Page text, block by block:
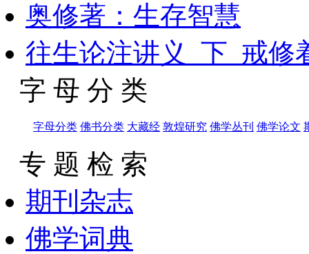
奥修著：生存智慧
往生论注讲义_下_戒修
字 母 分 类
字母分类 佛书分类 大藏经 敦煌研究 佛学丛刊 佛学论文
专 题 检 索
期刊杂志
佛学词典